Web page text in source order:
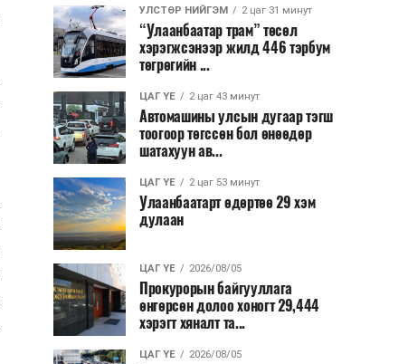
УЛСТӨР НИЙГЭМ 2 цаг 31 минут
“Улаанбаатар трам” төсөл
хэрэгжсэнээр жилд 446 тэрбум
төгрөгийн ...
ЦАГ ҮЕ 2 цаг 43 минут
Автомашины улсын дугаар тэгш
тоогоор төгссөн бол өнөөдөр
шатахуун ав...
ЦАГ ҮЕ 2 цаг 53 минут
Улаанбаатарт өдөртөө 29 хэм
дулаан
ЦАГ ҮЕ 2026/08/05
Прокурорын байгууллага
өнгөрсөн долоо хоногт 29,444
хэрэгт хяналт та...
ЦАГ ҮЕ 2026/08/05